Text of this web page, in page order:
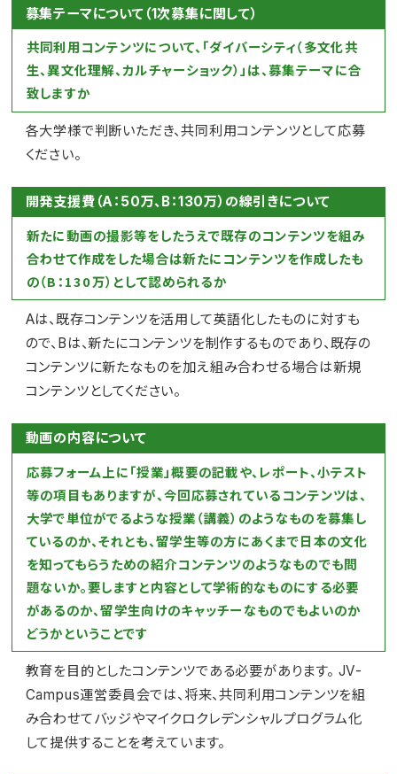
募集テーマについて（1次募集に関して）
共同利用コンテンツについて、「ダイバーシティ（多文化共
生、異文化理解、カルチャーショック）」は、募集テーマに合
致しますか
各大学様で判断いただき、共同利用コンテンツとして応募
ください。
開発支援費（A：50万、B：130万）の線引きについて
新たに動画の撮影等をしたうえで既存のコンテンツを組み
合わせて作成をした場合は新たにコンテンツを作成したも
の（B：130万）として認められるか
Aは、既存コンテンツを活用して英語化したものに対すも
ので、Bは、新たにコンテンツを制作するものであり、既存の
コンテンツに新たなものを加え組み合わせる場合は新規
コンテンツとしてください。
動画の内容について
応募フォーム上に「授業」概要の記載や、レポート、小テスト
等の項目もありますが、今回応募されているコンテンツは、
大学で単位がでるような授業（講義）のようなものを募集し
ているのか、それとも、留学生等の方にあくまで日本の文化
を知ってもらうための紹介コンテンツのようなものでも問
題ないか。要しますと内容として学術的なものにする必要
があるのか、留学生向けのキャッチーなものでもよいのか
どうかということです
教育を目的としたコンテンツである必要があります。 JV-
Campus運営委員会では、将来、共同利用コンテンツを組
み合わせてバッジやマイクロクレデンシャルプログラム化
して提供することを考えています。